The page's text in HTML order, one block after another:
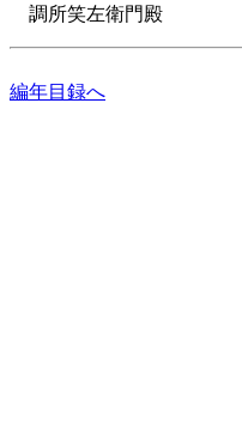
調所笑左衛門殿
編年目録へ